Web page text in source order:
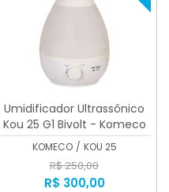
Umidificador Ultrassônico
Kou 25 G1 Bivolt - Komeco
KOMECO / KOU 25
R$ 250,00
R$ 300,00